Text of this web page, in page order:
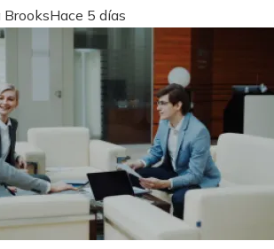
Hace 5 días